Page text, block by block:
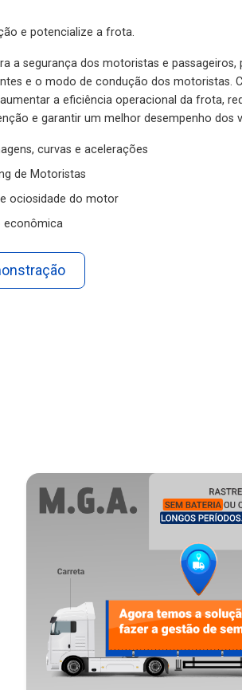
e potencialize a frota.
a segurança dos motoristas e passageiros,
e o modo de condução dos motoristas.
a eficiência operacional da frota,
e garantir um melhor desempenho dos
curvas e acelerações
de Motoristas
ociosidade do motor